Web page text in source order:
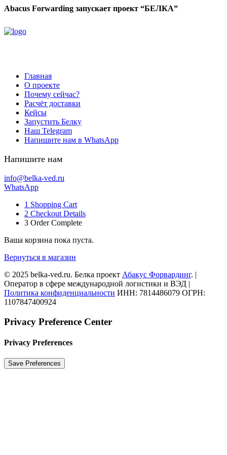
Abacus Forwarding запускает проект “БЕЛКА”
Главная
О проекте
Почему сейчас?
Расчёт доставки
Кейсы
Запустить Белку
Наш Telegram
Напишите нам в WhatsApp
Напишите нам
info@belka-ved.ru
WhatsApp
1 Shopping Cart
2 Checkout Details
3 Order Complete
Ваша корзина пока пуста.
Вернуться в магазин
© 2025 belka-ved.ru. Белка проект Абакус Форвардинг. |
Оператор в сфере международной логистики и ВЭД |
Политика конфиденциальности ИНН: 7814486079 ОГРН:
1107847400924
Privacy Preference Center
Privacy Preferences